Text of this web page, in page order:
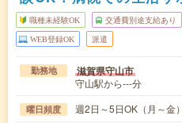
職種未経験OK 交通費別途支給あり
WEB登録OK 派遣
勤務地 滋賀県守山市
守山駅から---分
曜日頻度 週2日～5日OK（月～